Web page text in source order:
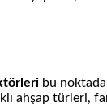
bu
ahşap türleri,